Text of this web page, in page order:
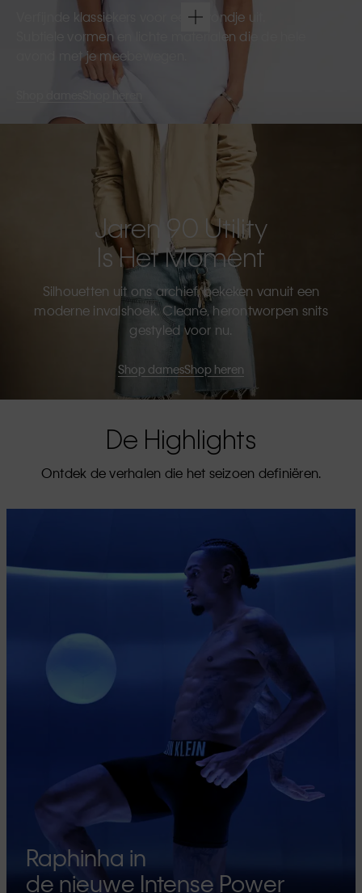
Verfijnde klassiekers voor een avondje uit.
Subtiele vormen en lichte materialen die de hele
avond met je meebewegen.
Shop heren
Jaren 90 Utility
Is Het Moment
Silhouetten uit ons archief, bekeken vanuit een
moderne invalshoek. Cleane, herontworpen snits
gestyled voor nu.
Shop damesShop heren
De Highlights
Ontdek de verhalen die het seizoen definiëren.
Raphinha in
de nieuwe Intense Power